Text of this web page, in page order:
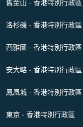
舊金山 - 香港特別行政區
洛杉磯 - 香港特別行政區
西雅圖 - 香港特別行政區
安大略 - 香港特別行政區
鳳凰城 - 香港特別行政區
東京 - 香港特別行政區